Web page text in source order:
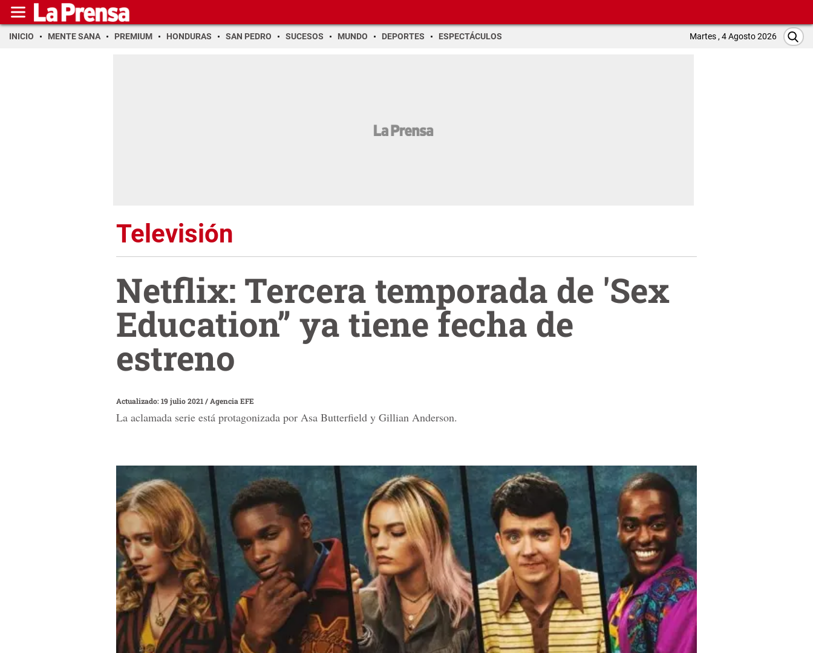
INICIO MENTE SANA PREMIUM HONDURAS SAN PEDRO SUCESOS MUNDO DEPORTES ESPECTÁCULOS Martes , 4 Agosto 2026
Televisión
Netflix: Tercera temporada de 'Sex
Education” ya tiene fecha de
estreno
Actualizado: 19 julio 2021 / Agencia EFE
La aclamada serie está protagonizada por Asa Butterfield y Gillian Anderson.